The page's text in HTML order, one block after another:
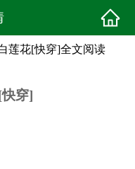
莲花[快穿]全文阅读
穿]